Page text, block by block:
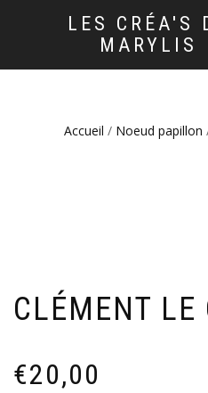
LES CRÉA'S
MARYLIS
Accueil / Noeud papillon
CLÉMENT
€20,00